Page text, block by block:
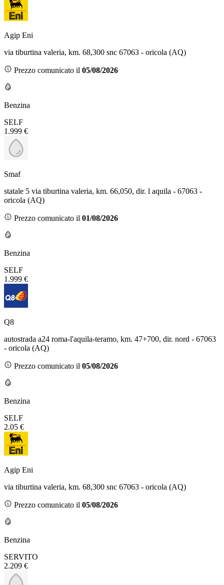
Agip Eni
via tiburtina valeria, km. 68,300 snc 67063 - oricola (AQ)
Prezzo comunicato il 05/08/2026
Benzina
SELF
1.999 €
Smaf
statale 5 via tiburtina valeria, km. 66,050, dir. l aquila - 67063 -
oricola (AQ)
Prezzo comunicato il 01/08/2026
Benzina
SELF
1.999 €
Q8
autostrada a24 roma-l'aquila-teramo, km. 47+700, dir. nord - 67063
- oricola (AQ)
Prezzo comunicato il 05/08/2026
Benzina
SELF
2.05 €
Agip Eni
via tiburtina valeria, km. 68,300 snc 67063 - oricola (AQ)
Prezzo comunicato il 05/08/2026
Benzina
SERVITO
2.209 €